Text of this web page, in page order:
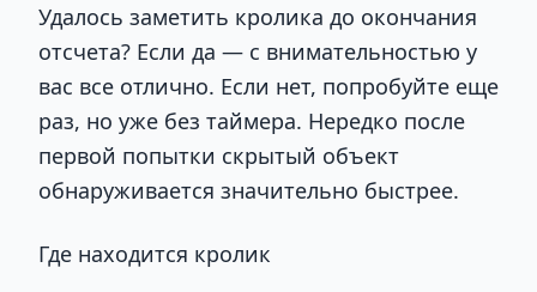
Удалось заметить кролика до окончания
отсчета? Если да — с внимательностью у
вас все отлично. Если нет, попробуйте еще
раз, но уже без таймера. Нередко после
первой попытки скрытый объект
обнаруживается значительно быстрее.
Где находится кролик